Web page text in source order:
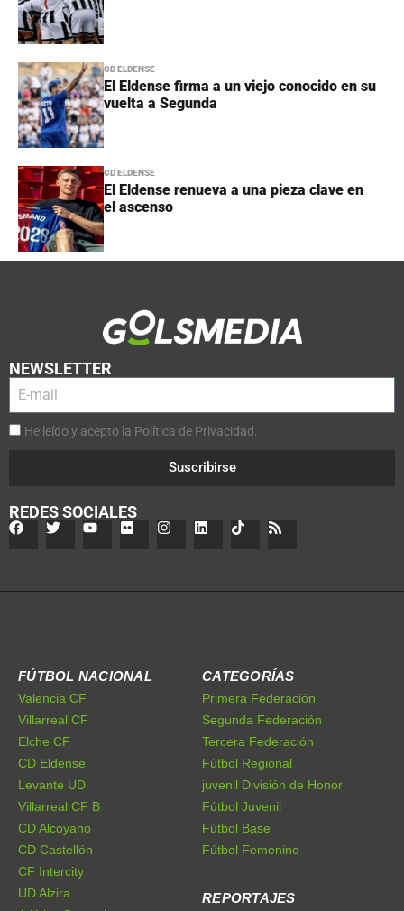
CD ELDENSE
El Eldense firma a un viejo conocido en su
vuelta a Segunda
CD ELDENSE
El Eldense renueva a una pieza clave en
el ascenso
NEWSLETTER
He leído y acepto la Política de Privacidad.
Suscribirse
REDES SOCIALES
FÚTBOL NACIONAL
Valencia CF
Villarreal CF
Elche CF
CD Eldense
Levante UD
Villarreal CF B
CD Alcoyano
CD Castellón
CF Intercity
UD Alzira
CATEGORÍAS
Primera Federación
Segunda Federación
Tercera Federación
Fútbol Regional
juvenil División de Honor
Fútbol Juvenil
Fútbol Base
Fútbol Femenino
REPORTAJES